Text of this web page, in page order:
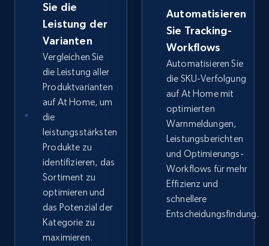
web using keywords
URL, Product id, Title, Product description,
Rating, Reviews count, Images, Variations, and
more.
2.4K+ 199+
Home Depot US
URL, Domain, Country code, Model number,
Sku, Product id, Product name, Manufacturer,
and more.
2.1K+
Sie die
Leistung der
Varianten
Vergleichen Sie
die Leistung aller
Produktvarianten
auf At Home, um
die
leistungsstärksten
Produkte zu
identifizieren, das
Sortiment zu
optimieren und
das Potenzial der
Kategorie zu
maximieren.
Automatisieren
Sie Tracking-
Workflows
Automatisieren Sie
die SKU-Verfolgung
auf At Home mit
optimierten
Warnmeldungen,
Leistungsberichten
und Optimierungs-
Workflows für mehr
Effizienz und
schnellere
Entscheidungsfindung.